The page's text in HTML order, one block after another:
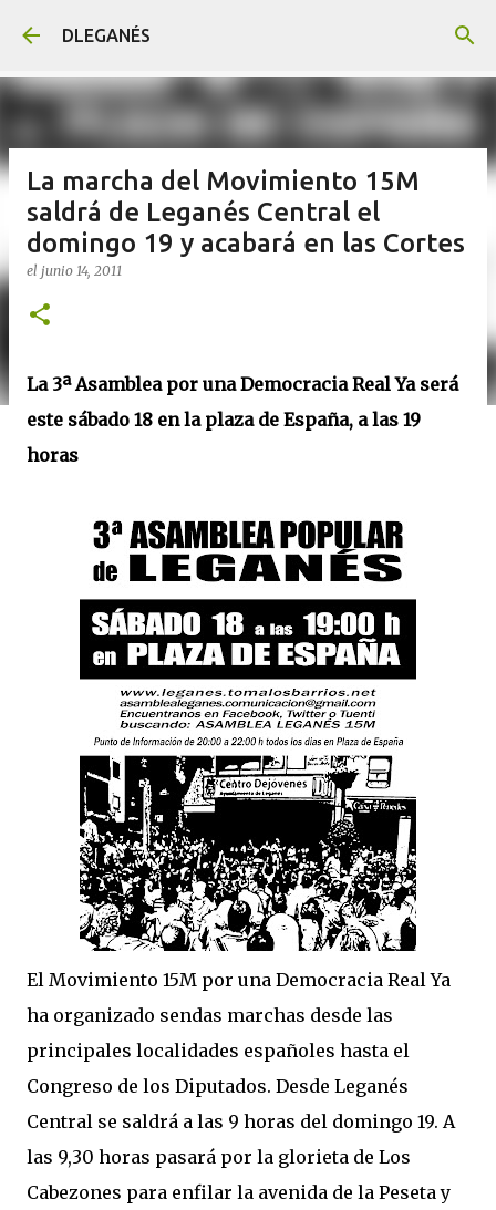
DLEGANÉS
La marcha del Movimiento 15M
saldrá de Leganés Central el
domingo 19 y acabará en las Cortes
el junio 14, 2011
La 3ª Asamblea por una Democracia Real Ya será
este sábado 18 en la plaza de España, a las 19
horas
El Movimiento 15M por una Democracia Real Ya
ha organizado sendas marchas desde las
principales localidades españoles hasta el
Congreso de los Diputados. Desde Leganés
Central se saldrá a las 9 horas del domingo 19. A
las 9,30 horas pasará por la glorieta de Los
Cabezones para enfilar la avenida de la Peseta y